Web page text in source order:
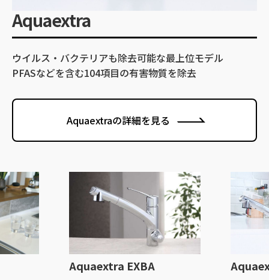
Aquaextra
ウイルス・バクテリアも除去可能な最上位モデル
PFASなどを含む104項目の有害物質を除去
Aquaextraの詳細を見る
Aquaextra EXBB